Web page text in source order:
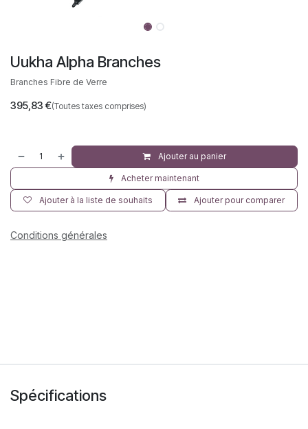
Uukha Alpha Branches
Branches Fibre de Verre
395,83€(Toutes taxes comprises)
Ajouter au panier
Acheter maintenant
Ajouter pour comparer
Ajouter à la liste de souhaits
Conditions générales
Spécifications